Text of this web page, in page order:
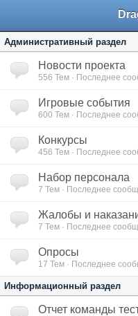
Административный раздел
Новости проекта
556 Тем · Последнее
Игровые события
600 Тем · Последнее
Конкурсы
456 Тем · Последнее
Набор персонала
7 Тем · Последнее
Жалобы и
7 Тем · Последнее
Опросы
17 Тем · Последнее
Информационный раздел
Отчет команды